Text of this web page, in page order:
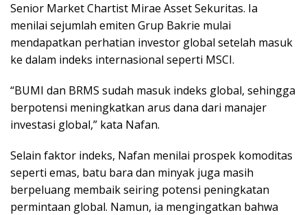
Senior Market Chartist Mirae Asset Sekuritas. Ia
menilai sejumlah emiten Grup Bakrie mulai
mendapatkan perhatian investor global setelah masuk
ke dalam indeks internasional seperti MSCI.
“BUMI dan BRMS sudah masuk indeks global, sehingga
berpotensi meningkatkan arus dana dari manajer
investasi global,” kata Nafan.
Selain faktor indeks, Nafan menilai prospek komoditas
seperti emas, batu bara dan minyak juga masih
berpeluang membaik seiring potensi peningkatan
permintaan global. Namun, ia mengingatkan bahwa